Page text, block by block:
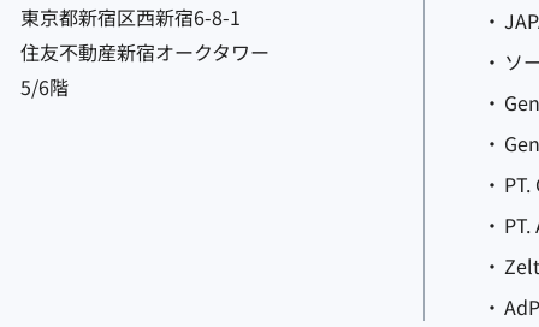
東京都新宿区西新宿6-8-1
住友不動産新宿オークタワー
5/6階
ソ